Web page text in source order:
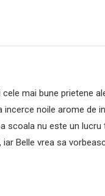
mai bune prietene
noile arome de
scoala nu este un lucru
Belle vrea sa